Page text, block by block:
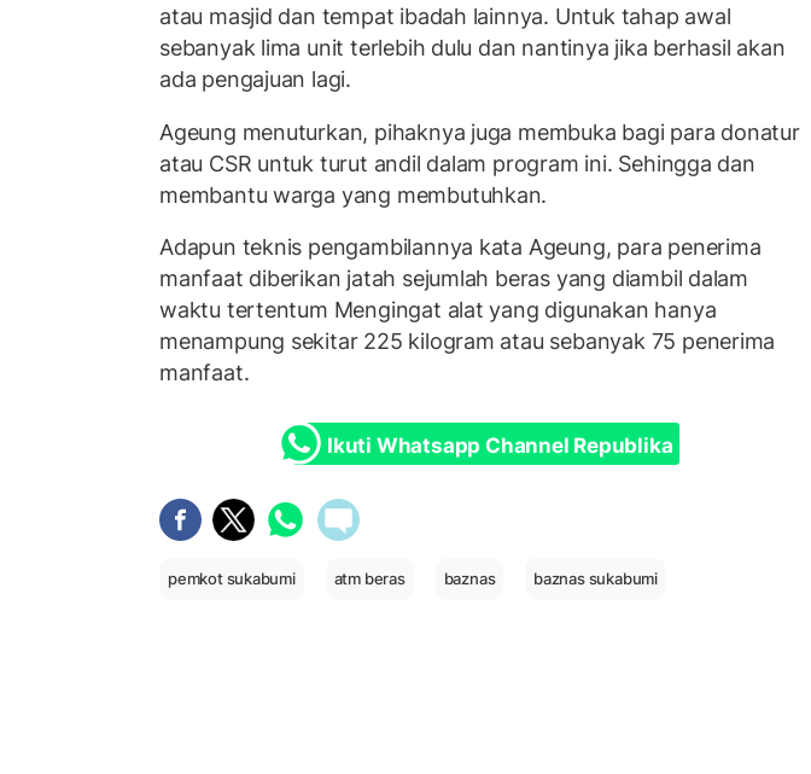
atau masjid dan tempat ibadah lainnya. Untuk tahap awal
sebanyak lima unit terlebih dulu dan nantinya jika berhasil akan
ada pengajuan lagi.
Ageung menuturkan, pihaknya juga membuka bagi para donatur
atau CSR untuk turut andil dalam program ini. Sehingga dan
membantu warga yang membutuhkan.
Adapun teknis pengambilannya kata Ageung, para penerima
manfaat diberikan jatah sejumlah beras yang diambil dalam
waktu tertentum Mengingat alat yang digunakan hanya
menampung sekitar 225 kilogram atau sebanyak 75 penerima
manfaat.
Ikuti Whatsapp Channel Republika
pemkot sukabumi atm beras baznas baznas sukabumi